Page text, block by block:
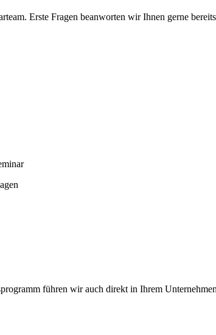
Erste Fragen beanworten wir Ihnen gerne bereits
führen wir auch direkt in Ihrem